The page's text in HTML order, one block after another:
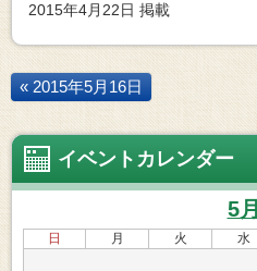
2015年4月22日 掲載
« 2015年5月16日
イベントカレンダー
5月
日 月 火 水